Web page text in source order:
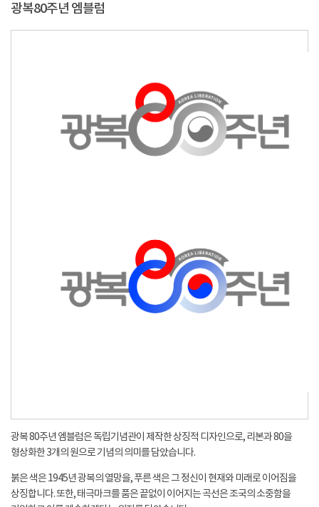
광복80주년 엠블럼
광복 80주년 엠블럼은 독립기념관이 제작한 상징적 디자인으로, 리본과 80을
형상화한 3개의 원으로 기념의 의미를 담았습니다.
붉은 색은 1945년 광복의 열망을, 푸른 색은 그 정신이 현재와 미래로 이어짐을
상징합니다. 또한, 태극마크를 품은 끝없이 이어지는 곡선은 조국의 소중함을